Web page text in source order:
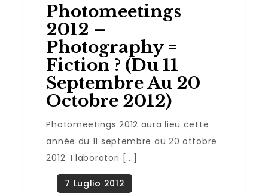
Photomeetings
2012 –
Photography =
Fiction ? (du 11
Septembre Au 20
Octobre 2012)
Photomeetings 2012 aura lieu cette
année du 11 septembre au 20 ottobre
2012. I laboratori [...]